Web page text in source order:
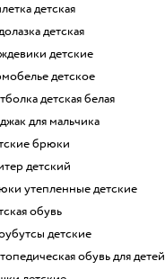
детская
детская
детские
детское
детская белая
для мальчика
брюки
детский
утепленные детские
обувь
детские
обувь для детей